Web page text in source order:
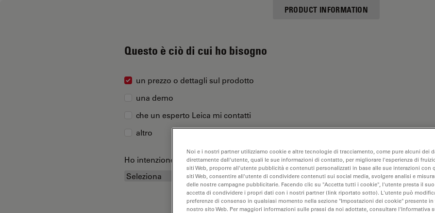
PRODUCT INFORMATION
Questo è ciò di cui ho bisogno
un prezzo o dettagli sul prodotto
una demo
che un esperto Leica mi contatti
altro
Ho intenzione di acquistare…
Noi e i nostri partner utilizziamo cookie e altre tecnologie di tracciamento, come pure alcuni dei
direttamente dall'utente, quali le sue informazioni di contatto, per migliorare l'esperienza di
siti Web, proporre all'utente pubblicità e contenuti personalizzati in base alle sue interazioni con
siti Web, consentire all'utente di condividere contenuti sui social media, svolgere analisi e
delle nostre campagne pubblicitarie. Facendo clic su "Accetta tutti i cookie", l'utente presta il
accetta di condividere i propri dati con i nostri partner (link riportato sotto). L'utente può
preferenze di consenso in qualsiasi momento nella sezione "Impostazioni dei cookie" presente
nostro sito Web. Per maggiori informazioni sulle prassi da noi adottate, consultare l'Informativa